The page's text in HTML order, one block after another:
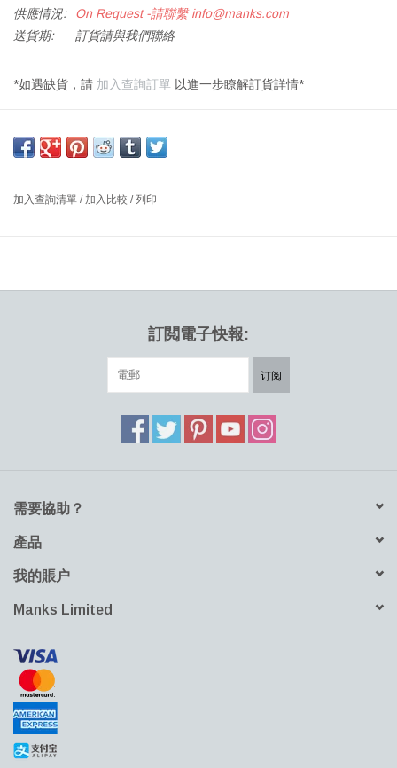
供應情況:
On Request -請聯繫info@manks.com
送貨期:
訂貨請與我們聯絡
*如遇缺貨，請 加入查詢訂單 以進一步瞭解訂貨詳情*
尺寸：對角15 x 高1.5厘米
2009年，設計工作室Form Us With Love設計了名為Ogle的燈具。
會在整個房間中占據主導地位。” JohnLöfgren說。
下載產品DWG檔案
加入查詢清單 / 加入比較 /列印
訂閲電子快報:
订阅
需要協助？
產品
我的賬户
Manks Limited